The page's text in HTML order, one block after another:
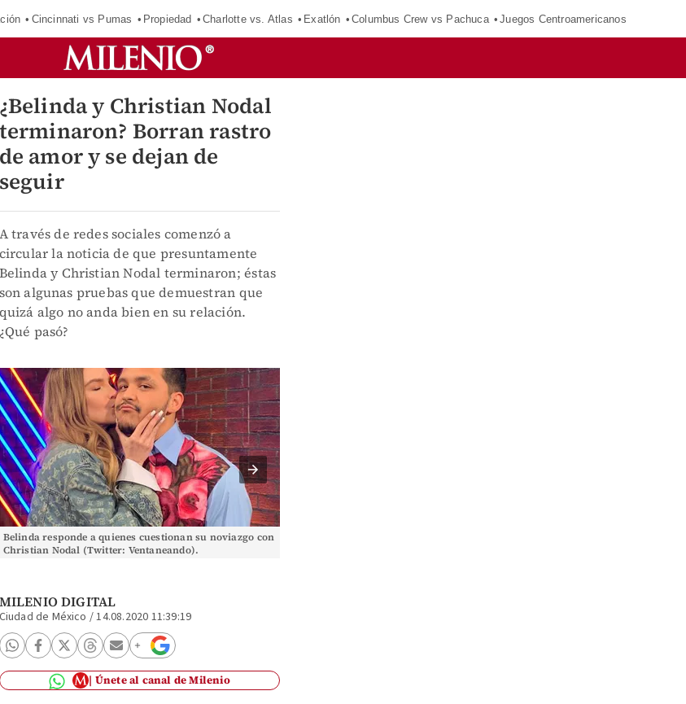
Cincinnati vs Pumas Propiedad Charlotte vs. Atlas Exatlón Columbus Crew vs Pachuca Juegos Centroamericanos
¿Belinda y Christian Nodal
terminaron? Borran rastro
de amor y se dejan de
seguir
A través de redes sociales comenzó a
circular la noticia de que presuntamente
Belinda y Christian Nodal terminaron; éstas
son algunas pruebas que demuestran que
quizá algo no anda bien en su relación.
¿Qué pasó?
Belinda responde a quienes cuestionan su noviazgo con
Christian Nodal (Twitter: Ventaneando).
MILENIO DIGITAL
Ciudad de México /14.08.2020 11:39:19
Únete al canal de Milenio